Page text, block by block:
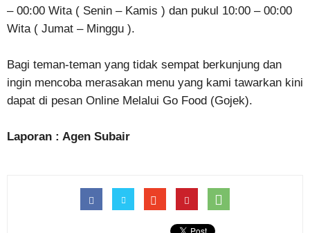
– 00:00 Wita ( Senin – Kamis ) dan pukul 10:00 – 00:00
Wita ( Jumat – Minggu ).
Bagi teman-teman yang tidak sempat berkunjung dan
ingin mencoba merasakan menu yang kami tawarkan kini
dapat di pesan Online Melalui Go Food (Gojek).
Laporan : Agen Subair